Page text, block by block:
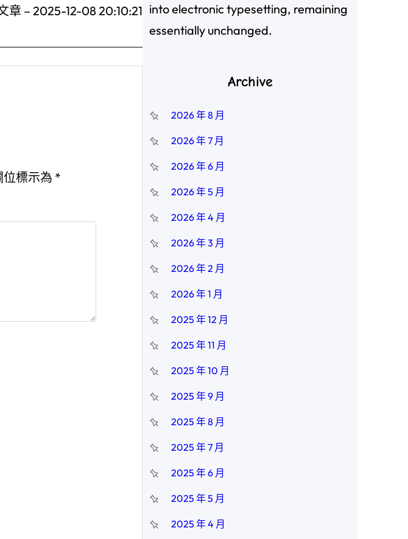
章 – 2025-12-08 20:10:21
位標示為 *
into electronic typesetting, remaining
essentially unchanged.
Archive
2026 年 8 月
2026 年 7 月
2026 年 6 月
2026 年 5 月
2026 年 4 月
2026 年 3 月
2026 年 2 月
2026 年 1 月
2025 年 12 月
2025 年 11 月
2025 年 10 月
2025 年 9 月
2025 年 8 月
2025 年 7 月
2025 年 6 月
2025 年 5 月
2025 年 4 月